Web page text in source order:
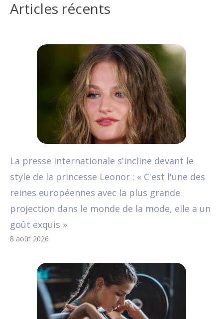
Articles récents
La presse internationale s'incline devant le
style de la princesse Leonor : « C'est l'une des
reines européennes avec la plus grande
projection dans le monde de la mode, elle a un
goût exquis »
8 août 2026